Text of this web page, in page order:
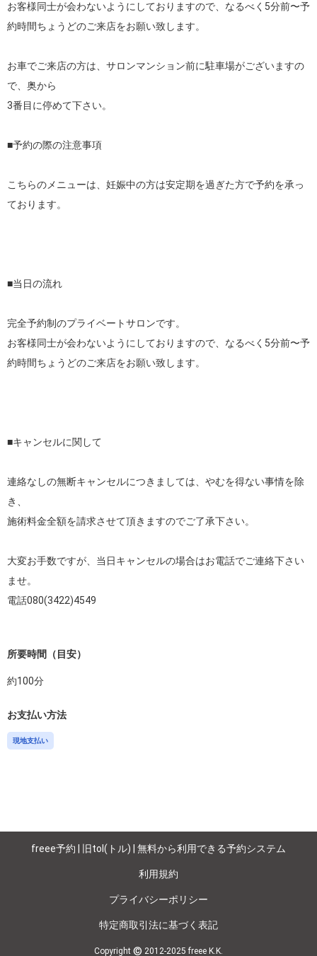
お客様同士が会わないようにしておりますので、なるべく5分前〜予
約時間ちょうどのご来店をお願い致します。
お車でご来店の方は、サロンマンション前に駐車場がございますの
で、奥から
3番目に停めて下さい。
■予約の際の注意事項
こちらのメニューは、妊娠中の方は安定期を過ぎた方で予約を承っ
ております。
■当日の流れ
完全予約制のプライベートサロンです。
お客様同士が会わないようにしておりますので、なるべく5分前〜予
約時間ちょうどのご来店をお願い致します。
■キャンセルに関して
連絡なしの無断キャンセルにつきましては、やむを得ない事情を除
き、
施術料金全額を請求させて頂きますのでご了承下さい。
大変お手数ですが、当日キャンセルの場合はお電話でご連絡下さい
ませ。
電話080(3422)4549
所要時間（目安）
約100分
お支払い方法
現地支払い
freee予約 | 旧tol(トル) | 無料から利用できる予約システム
利用規約
プライバシーポリシー
特定商取引法に基づく表記
Copyright © 2012-2025 freee K.K.